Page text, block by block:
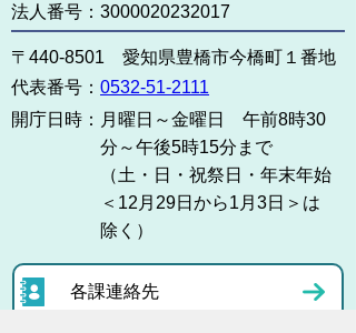
法人番号：3000020232017
〒440-8501 愛知県豊橋市今橋町１番地
代表番号： 0532-51-2111
開庁日時： 月曜日～金曜日 午前8時30
分～午後5時15分まで
（土・日・祝祭日・年末年始
＜12月29日から1月3日＞は
除く）
各課連絡先